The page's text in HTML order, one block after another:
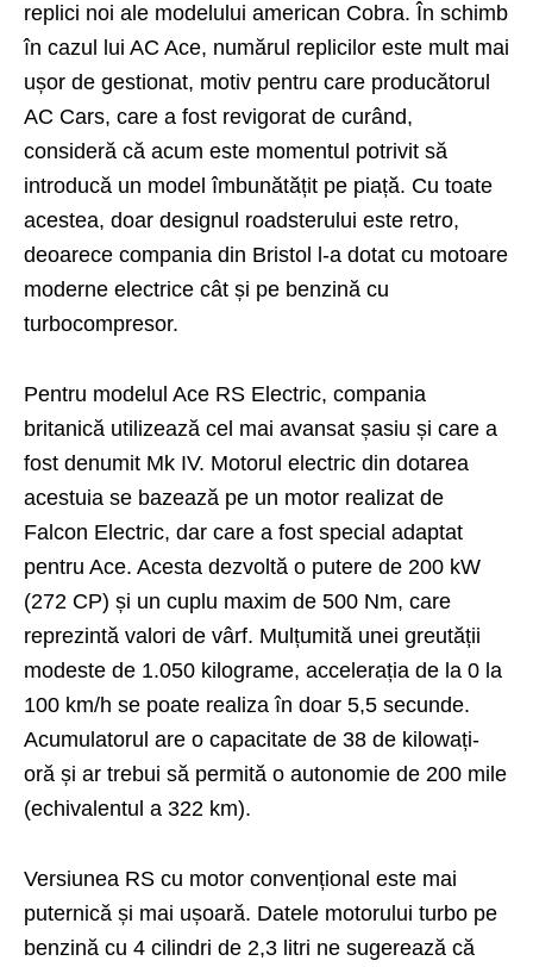
replici noi ale modelului american Cobra. În schimb
în cazul lui AC Ace, numărul replicilor este mult mai
ușor de gestionat, motiv pentru care producătorul
AC Cars, care a fost revigorat de curând,
consideră că acum este momentul potrivit să
introducă un model îmbunătățit pe piață. Cu toate
acestea, doar designul roadsterului este retro,
deoarece compania din Bristol l-a dotat cu motoare
moderne electrice cât și pe benzină cu
turbocompresor.
Pentru modelul Ace RS Electric, compania
britanică utilizează cel mai avansat șasiu și care a
fost denumit Mk IV. Motorul electric din dotarea
acestuia se bazează pe un motor realizat de
Falcon Electric, dar care a fost special adaptat
pentru Ace. Acesta dezvoltă o putere de 200 kW
(272 CP) și un cuplu maxim de 500 Nm, care
reprezintă valori de vârf. Mulțumită unei greutății
modeste de 1.050 kilograme, accelerația de la 0 la
100 km/h se poate realiza în doar 5,5 secunde.
Acumulatorul are o capacitate de 38 de kilowați-
oră și ar trebui să permită o autonomie de 200 mile
(echivalentul a 322 km).
Versiunea RS cu motor convențional este mai
puternică și mai ușoară. Datele motorului turbo pe
benzină cu 4 cilindri de 2,3 litri ne sugerează că